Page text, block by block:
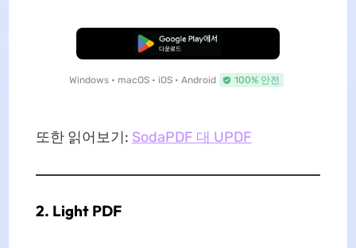
무료로 다운로드
Windows • macOS • iOS • Android 100% 안전
또한 읽어보기: SodaPDF 대 UPDF
2. Light PDF